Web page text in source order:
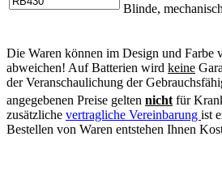
Blinde, mechanisch
Die Waren können im Design und Farbe
abweichen! Auf Batterien wird keine
der Veranschaulichung der
angegebenen Preise gelten nicht für
zusätzliche vertragliche Vereinbarung ist
Bestellen von Waren entstehen Ihnen